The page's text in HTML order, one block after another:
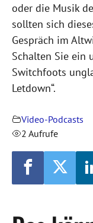
oder die Musik
sollten sich
Gespräch im
Schalten Sie ein
Switchfoots
Letdown“.
Video-Podcasts
2 Aufrufe